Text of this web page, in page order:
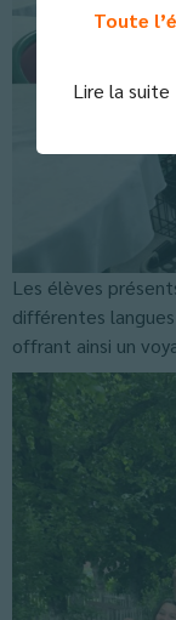
Toute
Lire la suite
Les élèves
différentes
offrant ainsi un